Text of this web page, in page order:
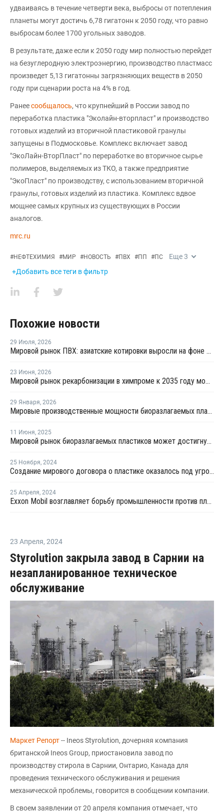
удваиваясь в течение четверти века, выбросы от потепления
планеты могут достичь 6,78 гигатонн к 2050 году, что равно
выбросам более 1700 угольных заводов.
В результате, даже если к 2050 году мир полностью перейдет
на безуглеродную электроэнергию, производство пластмасс
произведет 5,13 гигатонны загрязняющих веществ в 2050
году при сценарии роста на 4% в год.
Ранеесообщалось, что крупнейший в России завод по
переработка пластика "Эколайн-вторпласт" и производство
готовых изделий из вторичной пластиковой гранулы
запущены в Подмосковье. Комплекс включает завод
"ЭкоЛайн-ВторПласт" по переработке во вторичное сырье
полимеров, выделяемых из ТКО, а также предприятие
"ЭкоПласт" по производству, с использованием вторичной
гранулы, готовых изделий из пластика. Комплекс вдвое
мощнее самых крупных из существующих в России
аналогов.
mrc.ru
#НЕФТЕХИМИЯ #МИР #НОВОСТЬ #ПВХ #ПП #ПС Еще3
+Добавить все теги в фильтр
Похожие новости
29 Июля, 2026
Мировой рынок ПВХ: азиатские котировки выросли на фоне смешанных тенденций в Китае
23 Июня, 2026
Мировой рынок рекарбонизации в химпроме к 2035 году может вырасти в 5 раз
29 Января, 2026
Мировые производственные мощности биоразлагаемых пластиков в 2025 году достигли 1,1 млн тонн
11 Июня, 2025
Мировой рынок биоразлагаемых пластиков может достигнуть USD19,4 млрд к 2034 году
25 Ноября, 2024
Создание мирового договора о пластике оказалось под угрозой из-за разногласий сторон
25 Апреля, 2024
Exxon Mobil возглавляет борьбу промышленности против планов ООН по ограничению использования пластика
23 Апреля, 2024
Styrolution закрыла завод в Сарнии на
незапланированное техническое
обслуживание
Маркет Репорт-- Ineos Styrolution, дочерняя компания
британской Ineos Group, приостановила завод по
производству стирола в Сарнии, Онтарио, Канада для
проведения технического обслуживания и решения
механической проблемы, говорится в сообщении компании.
В своем заявлении от 20 апреля компания отмечает, что